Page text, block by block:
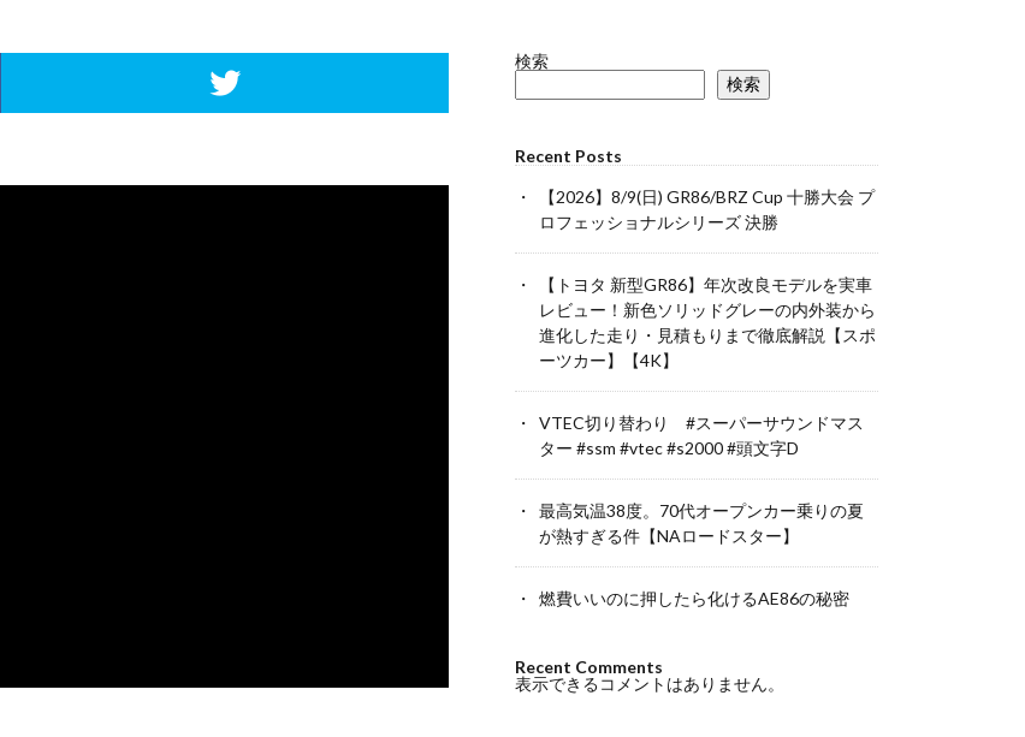
検索
検索
Recent Posts
【2026】8/9(日) GR86/BRZ Cup 十勝大会 プ
ロフェッショナルシリーズ 決勝
【トヨタ 新型GR86】年次改良モデルを実車
レビュー！新色ソリッドグレーの内外装から
進化した走り・見積もりまで徹底解説【スポ
ーツカー】【4K】
VTEC切り替わり #スーパーサウンドマス
ター #ssm #vtec #s2000 #頭文字D
最高気温38度。70代オープンカー乗りの夏
が熱すぎる件【NAロードスター】
燃費いいのに押したら化けるAE86の秘密
Recent Comments
表示できるコメントはありません。